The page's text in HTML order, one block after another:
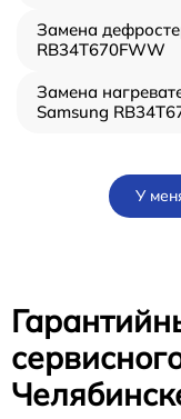
Замена
RB34T670FWW
Замена
Samsung
У